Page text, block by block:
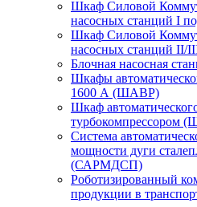
Шкаф Силовой
насосных станций I
Шкаф Силовой
насосных станций
Блочная насосная
Шкафы
1600 А (ШАВР)
Шкаф
турбокомпрессором
Система
мощности дуги
(САРМДСП)
Роботизированный
продукции в